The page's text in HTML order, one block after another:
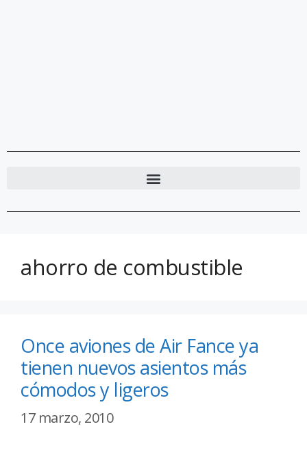
ahorro de combustible
Once aviones de Air Fance ya
tienen nuevos asientos más
cómodos y ligeros
17 marzo, 2010